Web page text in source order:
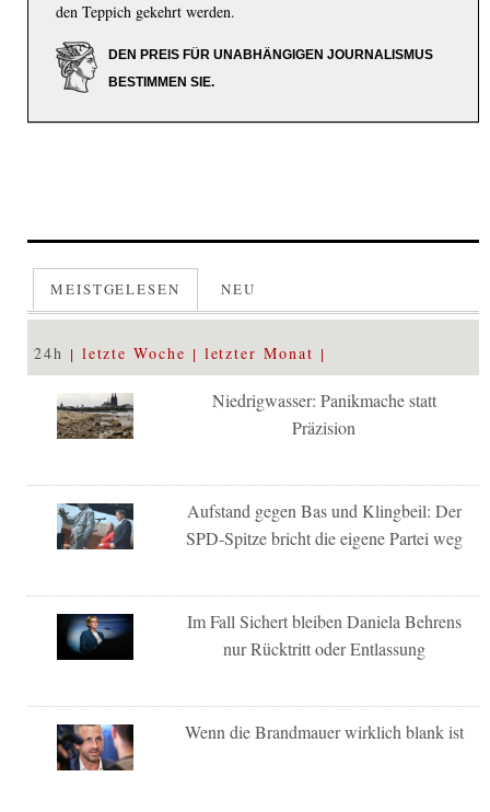
den Teppich gekehrt werden.
DEN PREIS FÜR UNABHÄNGIGEN JOURNALISMUS
BESTIMMEN SIE.
MEISTGELESEN NEU
24h letzte Woche letzter Monat
Niedrigwasser: Panikmache statt
Präzision
Aufstand gegen Bas und Klingbeil: Der
SPD-Spitze bricht die eigene Partei weg
Im Fall Sichert bleiben Daniela Behrens
nur Rücktritt oder Entlassung
Wenn die Brandmauer wirklich blank ist